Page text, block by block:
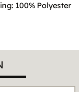
100% Polyester